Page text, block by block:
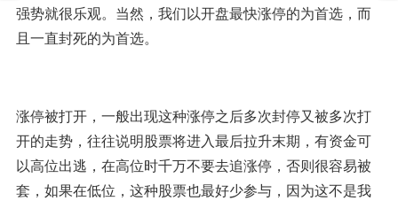
强势就很乐观。当然，我们以开盘最快涨停的为首选，而
且一直封死的为首选。
涨停被打开，一般出现这种涨停之后多次封停又被多次打
开的走势，往往说明股票将进入最后拉升末期，有资金可
以高位出逃，在高位时千万不要去追涨停，否则很容易被
套，如果在低位，这种股票也最好少参与，因为这不是我